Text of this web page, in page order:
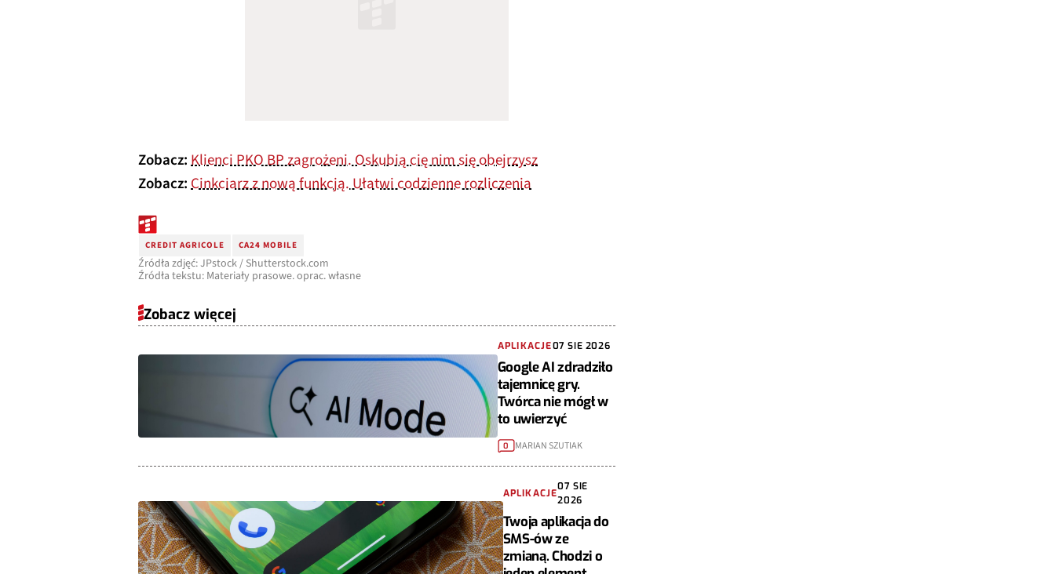
Zobacz:Klienci PKO BP zagrożeni. Oskubią cię nim się obejrzysz
Zobacz:Cinkciarz z nową funkcją. Ułatwi codzienne rozliczenia
CREDIT AGRICOLE CA24 MOBILE
Źródła zdjęć: JPstock / Shutterstock.com
Źródła tekstu: Materiały prasowe. oprac. własne
Zobacz więcej
APLIKACJE07 SIE 2026
Google AI zdradziło
tajemnicę gry.
Twórca nie mógł w
to uwierzyć
0 MARIAN SZUTIAK
APLIKACJE
07 SIE
2026
Twoja aplikacja do
SMS-ów ze
zmianą. Chodzi o